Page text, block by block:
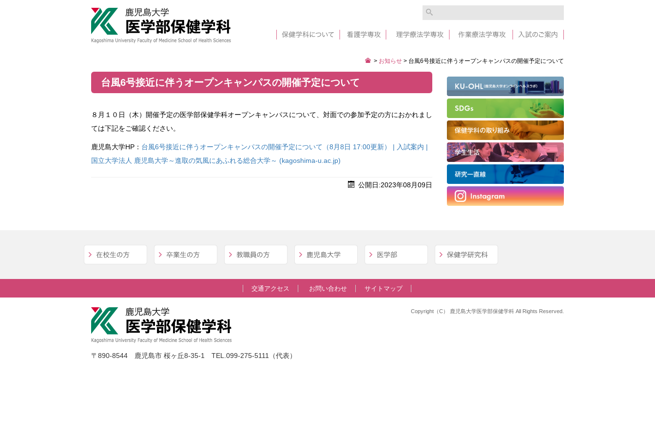
> お知らせ > 台風6号接近に伴うオープンキャンパスの開催予定について
台風6号接近に伴うオープンキャンパスの開催予定について
８月１０日（木）開催予定の医学部保健学科オープンキャンパスについて、対面での参加予定の方におかれまし
ては下記をご確認ください。
鹿児島大学HP： 台風6号接近に伴うオープンキャンパスの開催予定について（8月8日 17:00更新） | 入試案内 |
国立大学法人 鹿児島大学～進取の気風にあふれる総合大学～ (kagoshima-u.ac.jp)
公開日:2023年08月09日
交通アクセス お問い合わせ サイトマップ
〒890-8544 鹿児島市 桜ヶ丘8-35-1 TEL.099-275-5111（代表）
Copyright（C） 鹿児島大学医学部保健学科 All Rights Reserved.